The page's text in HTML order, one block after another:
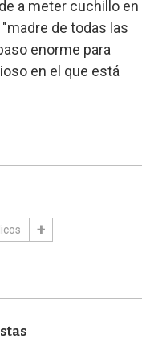
a meter cuchillo en
de todas las
enorme para
en el que está